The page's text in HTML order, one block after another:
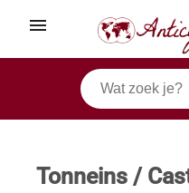
menu
Tonneins /